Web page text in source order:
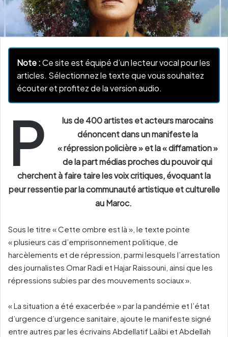
Note :Ce site est équipé d’un lecteur vocal pour les
articles. Sélectionnez le texte que vous souhaitez
écouter et profitez de la version audio.
P
lus de 400 artistes et acteurs marocains
dénoncent dans un manifeste la
« répression policière » et la « diffamation »
de la part médias proches du pouvoir qui
cherchent à faire taire les voix critiques, évoquant la
peur ressentie par la communauté artistique et culturelle
au Maroc.
Sous le titre « Cette ombre est là », le texte pointe
« plusieurs cas d’emprisonnement politique, de
harcèlements et de répression, parmi lesquels l’arrestation
des journalistes Omar Radi et Hajar Raissouni, ainsi que les
répressions subies par des mouvements sociaux ».
« La situation a été exacerbée » par la pandémie et l’état
d’urgence d’urgence sanitaire, ajoute le manifeste signé
entre autres par les écrivains Abdellatif Laâbi et Abdellah